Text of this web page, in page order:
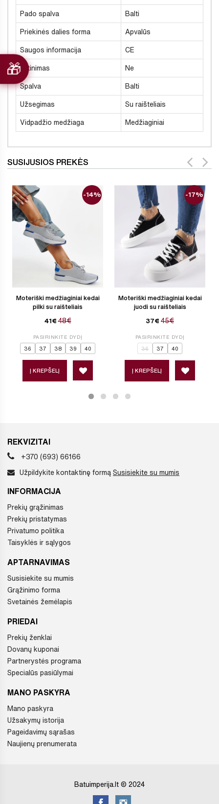
Pado spalva Balti
Priekinės dalies forma Apvalūs
Saugos informacija CE
Šiltinimas Ne
Spalva Balti
Užsegimas Su raišteliais
Vidpadžio medžiaga Medžiaginiai
SUSIJUSIOS PREKĖS
Moteriški medžiaginiai kedai
pilki su raišteliais
41€ 48€
-14%
PASIRINKITE DYDĮ
36 37 38 39 40
Į KREPŠELĮ
Moteriški medžiaginiai kedai
juodi su raišteliais
37€ 45€
-17%
PASIRINKITE DYDĮ
36 37 40
Į KREPŠELĮ
REKVIZITAI
+370 (693) 66166
Užpildykite kontaktinę formą Susisiekite su mumis
INFORMACIJA
Prekių grąžinimas
Prekių pristatymas
Privatumo politika
Taisyklės ir sąlygos
APTARNAVIMAS
Susisiekite su mumis
Grąžinimo forma
Svetainės žemėlapis
PRIEDAI
Prekių ženklai
Dovanų kuponai
Partnerystės programa
Specialūs pasiūlymai
MANO PASKYRA
Mano paskyra
Užsakymų istorija
Pageidavimų sąrašas
Naujienų prenumerata
Batuimperija.lt © 2024